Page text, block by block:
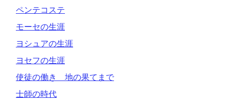
ペンテコステ
モーセの生涯
ヨシュアの生涯
ヨセフの生涯
使徒の働き 地の果てまで
士師の時代